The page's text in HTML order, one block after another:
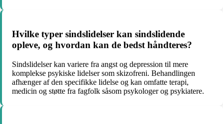
Hvilke typer sindslidelser kan sindslidende
opleve, og hvordan kan de bedst håndteres?
Sindslidelser kan variere fra angst og depression til mere
komplekse psykiske lidelser som skizofreni. Behandlingen
afhænger af den specifikke lidelse og kan omfatte terapi,
medicin og støtte fra fagfolk såsom psykologer og psykiatere.